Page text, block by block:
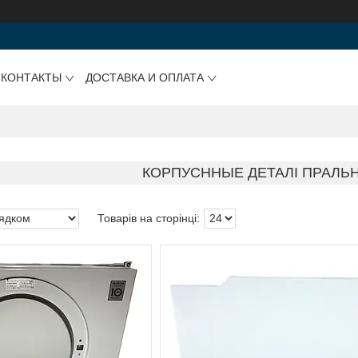
КОНТАКТЫ ДОСТАВКА И ОПЛАТА
КОРПУСННЫЕ ДЕТАЛІ